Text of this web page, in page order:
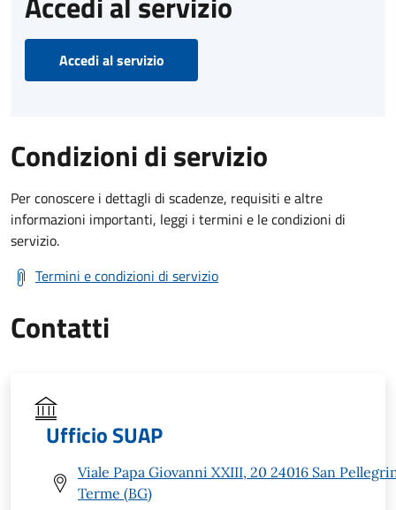
Accedi al servizio
Condizioni di servizio
Per conoscere i dettagli di scadenze, requisiti e altre
informazioni importanti, leggi i termini e le condizioni di
servizio.
Termini e condizioni di servizio
Contatti
Ufficio SUAP
Viale Papa Giovanni XXIII, 20 24016 San
Terme (BG)